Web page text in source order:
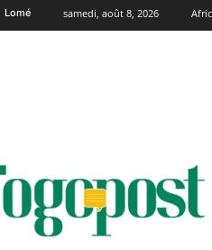
Lomé samedi, août 8, 2026